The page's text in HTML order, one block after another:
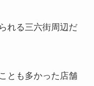
れる三六街周辺だ
とも多かった店舗